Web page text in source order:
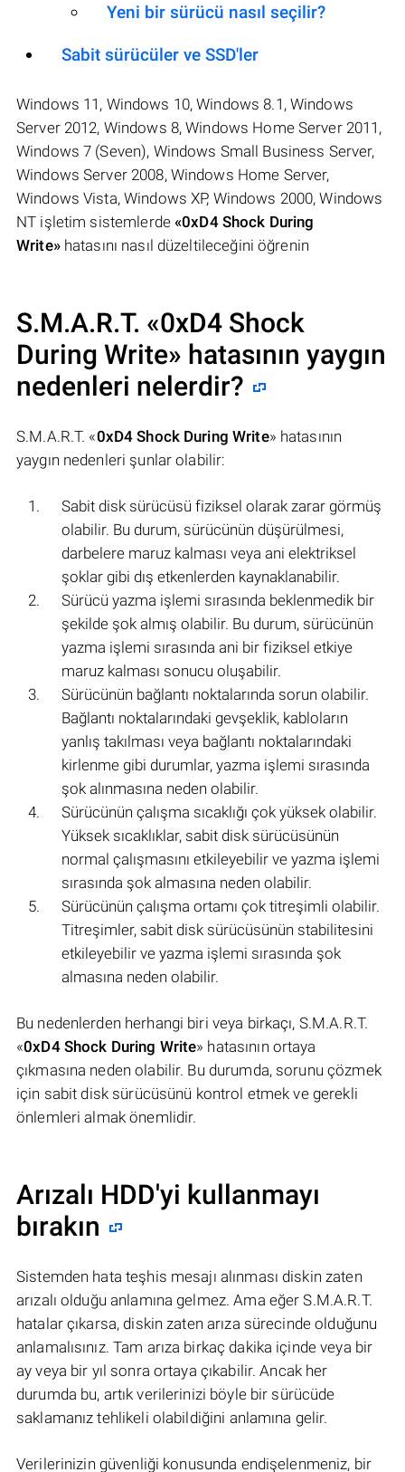
Yeni bir sürücü nasıl seçilir?
Sabit sürücüler ve SSD'ler
Windows 11, Windows 10, Windows 8.1, Windows
Server 2012, Windows 8, Windows Home Server 2011,
Windows 7 (Seven), Windows Small Business Server,
Windows Server 2008, Windows Home Server,
Windows Vista, Windows XP, Windows 2000, Windows
NT işletim sistemlerde«0xD4 Shock During
Write»hatasını nasıl düzeltileceğini öğrenin
S.M.A.R.T. «0xD4 Shock
During Write» hatasının yaygın
nedenleri nelerdir?
S.M.A.R.T. «0xD4 Shock During Write» hatasının
yaygın nedenleri şunlar olabilir:
Sabit disk sürücüsü fiziksel olarak zarar görmüş
olabilir. Bu durum, sürücünün düşürülmesi,
darbelere maruz kalması veya ani elektriksel
şoklar gibi dış etkenlerden kaynaklanabilir.
Sürücü yazma işlemi sırasında beklenmedik bir
şekilde şok almış olabilir. Bu durum, sürücünün
yazma işlemi sırasında ani bir fiziksel etkiye
maruz kalması sonucu oluşabilir.
Sürücünün bağlantı noktalarında sorun olabilir.
Bağlantı noktalarındaki gevşeklik, kabloların
yanlış takılması veya bağlantı noktalarındaki
kirlenme gibi durumlar, yazma işlemi sırasında
şok alınmasına neden olabilir.
Sürücünün çalışma sıcaklığı çok yüksek olabilir.
Yüksek sıcaklıklar, sabit disk sürücüsünün
normal çalışmasını etkileyebilir ve yazma işlemi
sırasında şok almasına neden olabilir.
Sürücünün çalışma ortamı çok titreşimli olabilir.
Titreşimler, sabit disk sürücüsünün stabilitesini
etkileyebilir ve yazma işlemi sırasında şok
almasına neden olabilir.
Bu nedenlerden herhangi biri veya birkaçı, S.M.A.R.T.
«0xD4 Shock During Write» hatasının ortaya
çıkmasına neden olabilir. Bu durumda, sorunu çözmek
için sabit disk sürücüsünü kontrol etmek ve gerekli
önlemleri almak önemlidir.
Arızalı HDD'yi kullanmayı
bırakın
Sistemden hata teşhis mesajı alınması diskin zaten
arızalı olduğu anlamına gelmez. Ama eğer S.M.A.R.T.
hatalar çıkarsa, diskin zaten arıza sürecinde olduğunu
anlamalısınız. Tam arıza birkaç dakika içinde veya bir
ay veya bir yıl sonra ortaya çıkabilir. Ancak her
durumda bu, artık verilerinizi böyle bir sürücüde
saklamanız tehlikeli olabildiğini anlamına gelir.
Verilerinizin güvenliği konusunda endişelenmeniz, bir